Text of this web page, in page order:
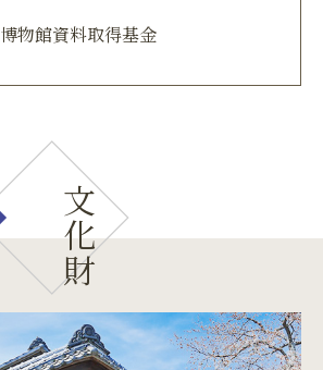
博物館資料取得基金
文化財